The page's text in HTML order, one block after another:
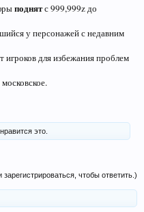
поднятс 999,999z до
у персонажей с недавним
игроков для избежания проблем
нравится это.
чтобы ответить.)